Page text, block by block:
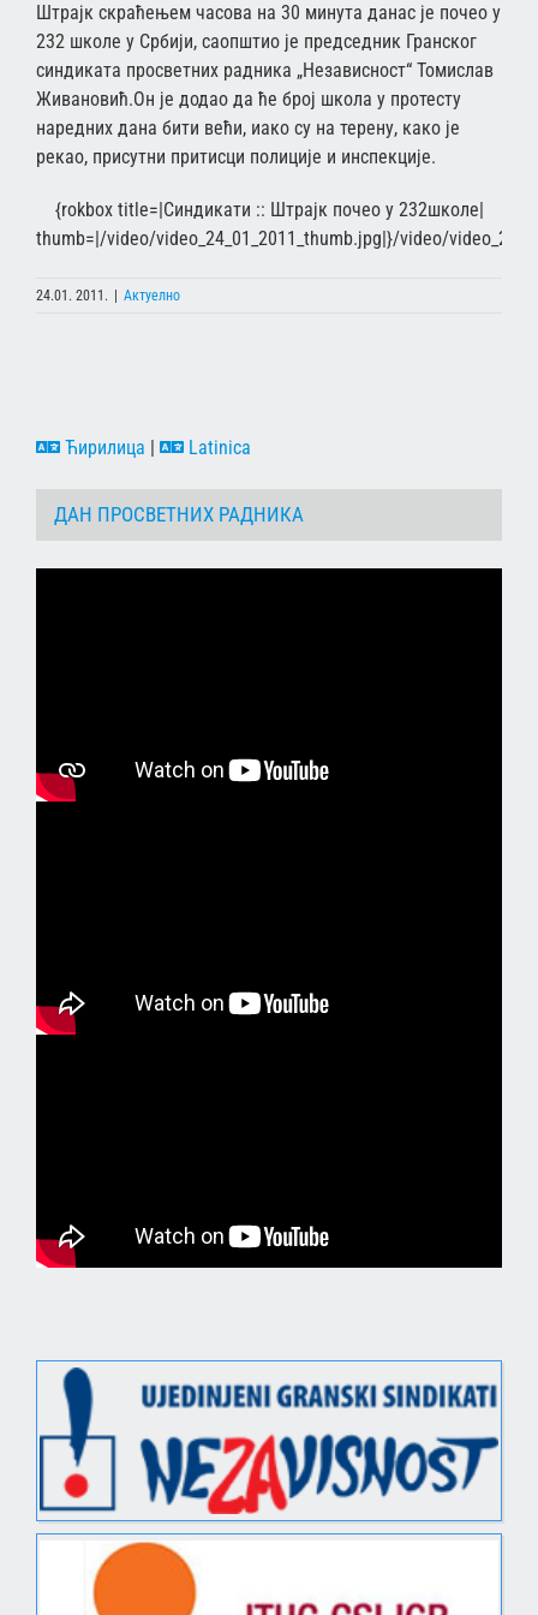
Штрајк скраћењем часова на 30 минута данас је почео у
232 школе у Србији, саопштио је председник Гранског
синдиката просветних радника „Независност“ Томислав
Живановић.Он је додао да ће број школа у протесту
наредних дана бити већи, иако су на терену, како је
рекао, присутни притисци полиције и инспекције.
{rokbox title=|Синдикати :: Штрајк почео у 232школе|
thumb=|/video/video_24_01_2011_thumb.jpg|}/video/
24.01. 2011. | Актуелно
Ћирилица | Latinica
ДАН ПРОСВЕТНИХ РАДНИКА